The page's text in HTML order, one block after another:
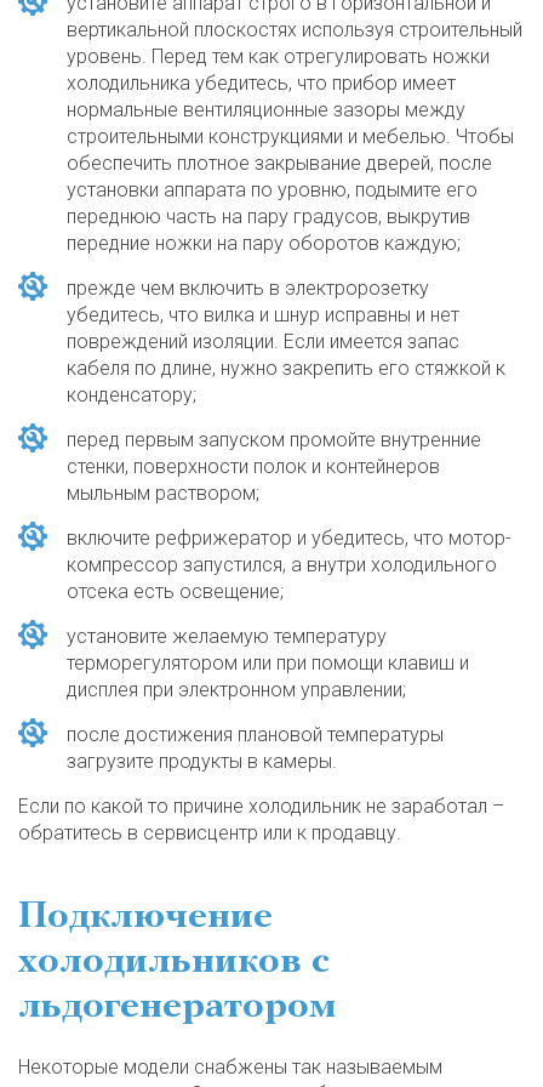
вертикальной плоскостях используя строительный
уровень. Перед тем как отрегулировать ножки
холодильника убедитесь, что прибор имеет
нормальные вентиляционные зазоры между
строительными конструкциями и мебелью. Чтобы
обеспечить плотное закрывание дверей, после
установки аппарата по уровню, подымите его
переднюю часть на пару градусов, выкрутив
передние ножки на пару оборотов каждую;
прежде чем включить в электророзетку
убедитесь, что вилка и шнур исправны и нет
повреждений изоляции. Если имеется запас
кабеля по длине, нужно закрепить его стяжкой к
конденсатору;
перед первым запуском промойте внутренние
стенки, поверхности полок и контейнеров
мыльным раствором;
включите рефрижератор и убедитесь, что мотор-
компрессор запустился, а внутри холодильного
отсека есть освещение;
установите желаемую температуру
терморегулятором или при помощи клавиш и
дисплея при электронном управлении;
после достижения плановой температуры
загрузите продукты в камеры.
Если по какой то причине холодильник не заработал –
обратитесь в сервисцентр или к продавцу.
Подключение
холодильников с
льдогенератором
Некоторые модели снабжены так называемым